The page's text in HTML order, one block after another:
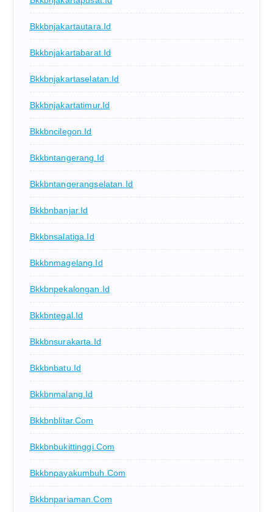
Bkkbnjakartautara.id
Bkkbnjakartabarat.id
Bkkbnjakartaselatan.id
Bkkbnjakartatimur.id
Bkkbncilegon.id
Bkkbntangerang.id
Bkkbntangerangselatan.id
Bkkbnbanjar.id
Bkkbnsalatiga.id
Bkkbnmagelang.id
Bkkbnpekalongan.id
Bkkbntegal.id
Bkkbnsurakarta.id
Bkkbnbatu.id
Bkkbnmalang.id
Bkkbnblitar.com
Bkkbnbukittinggi.com
Bkkbnpayakumbuh.com
Bkkbnpariaman.com